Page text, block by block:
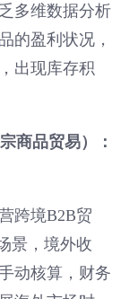
多维数据分析
的盈利状况，
出现库存积
商品贸易）：
跨境B2B贸
景，境外收
动核算，财务